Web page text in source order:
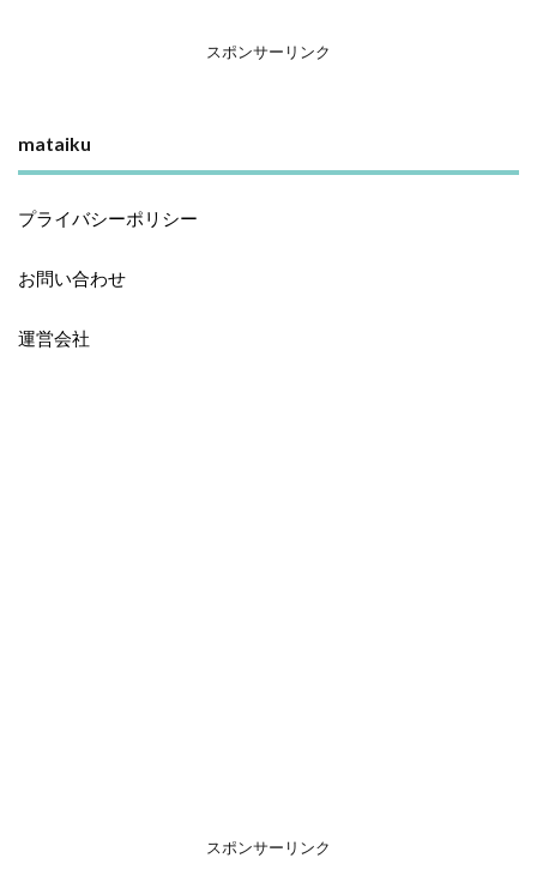
スポンサーリンク
mataiku
プライバシーポリシー
お問い合わせ
運営会社
スポンサーリンク